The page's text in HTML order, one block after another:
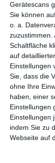
Gerätescans
Sie können
o. a.
zuzustimmen.
Schaltfläche
auf
Einstellungen
Sie, dass die
ohne Ihre
haben, einer
Einstellungen
Einstellungen
indem Sie zu
Webseite auf
Elegante
ArtDeco-Stil